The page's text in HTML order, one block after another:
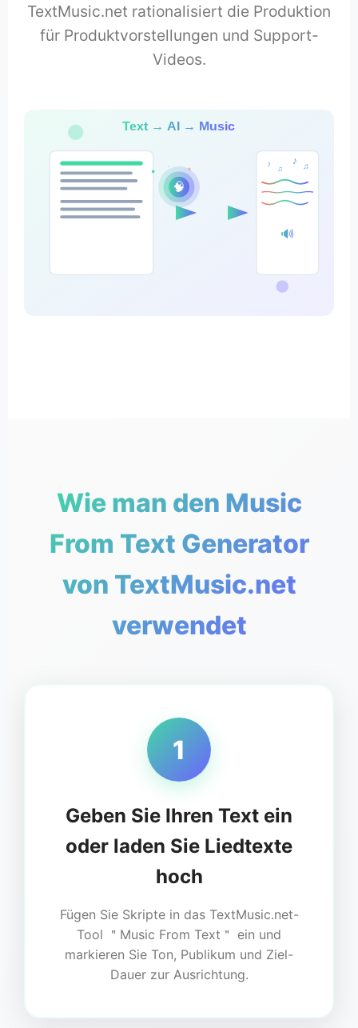
TextMusic.net rationalisiert die Produktion
für Produktvorstellungen und Support-
Videos.
🧠
♪
♫
♪
♫
🔊
Text → AI → Music
Wie man den Music
From Text Generator
von TextMusic.net
verwendet
1
Geben Sie Ihren Text ein
oder laden Sie Liedtexte
hoch
Fügen Sie Skripte in das TextMusic.net-
Tool ＂Music From Text＂ ein und
markieren Sie Ton, Publikum und Ziel-
Dauer zur Ausrichtung.